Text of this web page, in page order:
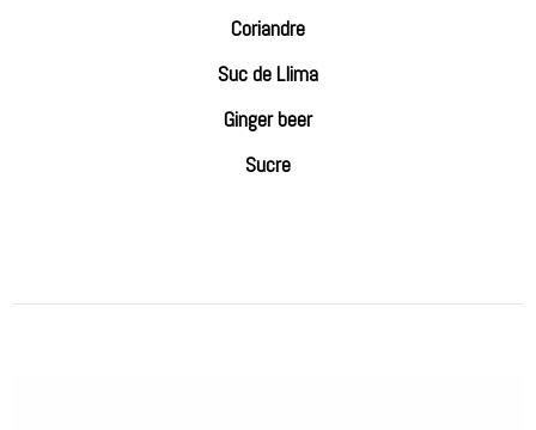
Coriandre
Suc de Llima
Ginger beer
Sucre